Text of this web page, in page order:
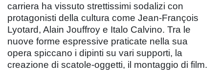
carriera ha vissuto strettissimi sodalizi con
protagonisti della cultura come Jean-François
Lyotard, Alain Jouffroy e Italo Calvino. Tra le
nuove forme espressive praticate nella sua
opera spiccano i dipinti su vari supporti, la
creazione di scatole-oggetti, il montaggio di film.